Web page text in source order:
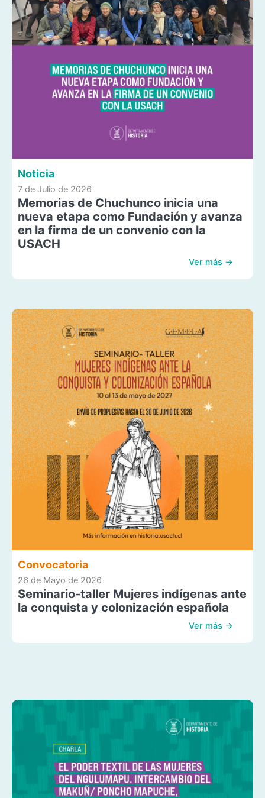
Noticia
7 de Julio de 2026
Memorias de Chuchunco inicia una
nueva etapa como Fundación y avanza
en la firma de un convenio con la
USACH
Ver más →
Convocatoria
26 de Mayo de 2026
Seminario-taller Mujeres indígenas ante
la conquista y colonización española
Ver más →